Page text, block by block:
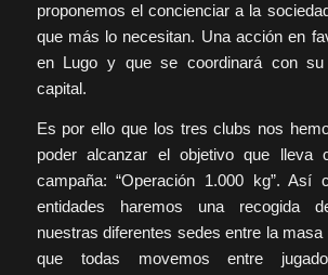
proponemos el concienciar a la
que más lo necesitan. Una acción en
en Lugo y que se coordinará con
capital.
Es por ello que los tres clubs nos
poder alcanzar el objetivo que lleva
campaña: “Operación 1.000 kg”. Así
entidades haremos una recogida
nuestras diferentes sedes entre la
que todas movemos entre